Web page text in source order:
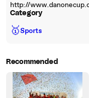
http://
Category
🥇Sports
Recommended